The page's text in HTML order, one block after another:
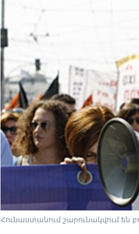
Հունաստանում շարունակվում են